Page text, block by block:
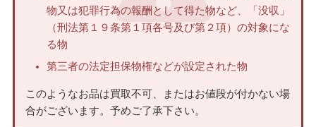
物又は犯罪行為の報酬として得た物など、「没収」
（刑法第１９条第１項各号及び第２項）の対象にな
る物
第三者の法定担保物権などが設定された物
このようなお品は買取不可、またはお値段が付かない場
合がございます。予めご了承下さい。